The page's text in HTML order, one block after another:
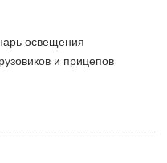
освещения
и прицепов